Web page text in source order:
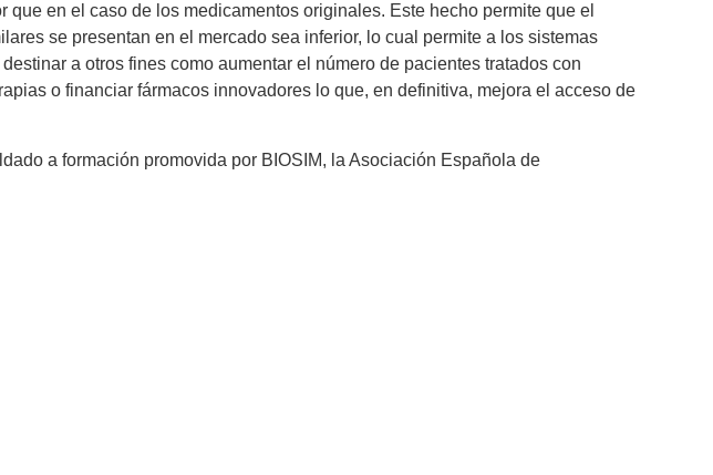
en el caso de los medicamentos originales. Este hecho permite que el
se presentan en el mercado sea inferior, lo cual permite a los sistemas
a otros fines como aumentar el número de pacientes tratados con
o financiar fármacos innovadores lo que, en definitiva, mejora el acceso de
a formación promovida por BIOSIM, la Asociación Española de